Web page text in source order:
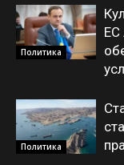
Политика
ЕС
Политика